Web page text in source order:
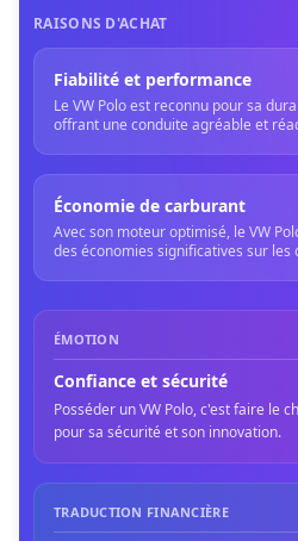
RAISONS D'ACHAT
Fiabilité et performance
Le VW Polo est reconnu pour sa
offrant une conduite agréable et
Économie de carburant
Avec son moteur optimisé, le VW
des économies significatives sur les
ÉMOTION
Confiance et sécurité
Posséder un VW Polo, c'est faire le
pour sa sécurité et son innovation.
TRADUCTION FINANCIÈRE